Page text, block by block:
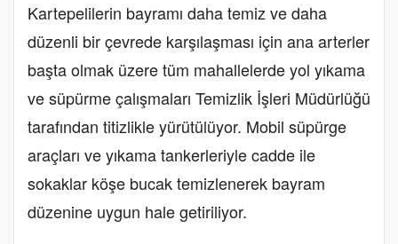
Kartepelilerin bayramı daha temiz ve daha
düzenli bir çevrede karşılaşması için ana arterler
başta olmak üzere tüm mahallelerde yol yıkama
ve süpürme çalışmaları Temizlik İşleri Müdürlüğü
tarafından titizlikle yürütülüyor. Mobil süpürge
araçları ve yıkama tankerleriyle cadde ile
sokaklar köşe bucak temizlenerek bayram
düzenine uygun hale getiriliyor.